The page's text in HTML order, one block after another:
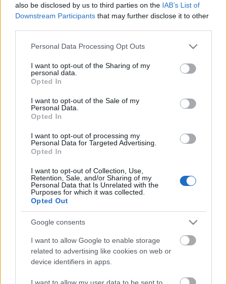
also be disclosed by us to third parties on the IAB’s List of
Downstream Participants that may further disclose it to other
Please note that this website/app uses one or more Google
not limited to your visit or usage behaviour. You may click to
grant or deny consent to Google and its third-party tags to
use your data for below specified purposes in below Google
consent section.
Personal Data Processing Opt Outs
I want to opt-out of the Sharing of my
personal data.
Opted In
I want to opt-out of the Sale of my
Personal Data.
Opted In
I want to opt-out of processing my
Personal Data for Targeted Advertising.
Opted In
I want to opt-out of Collection, Use,
Retention, Sale, and/or Sharing of my
Personal Data that Is Unrelated with the
Purposes for which it was collected.
Opted Out
Google consents
I want to allow Google to enable storage
related to advertising like cookies on web or
device identifiers in apps.
I want to allow my user data to be sent to
SZÚNYOGINVÁZIÓ ELKERÜLÉSÉBEN
Országos hírek
Túlfogyasztás napja - július 30-ra felhasználta az
emberiség a Föld egész évre elegendő erőforrásait
használta fel mindazokat a természeti erőforrásokat, amelyeket
bolygónk egy év alatt képes megújítani. Ettől a naptól kezdve
közleményében a WWF Magyarország.
BEINDULT AZ ŐSZIBARACKSZEZON,
SZEPTEMBERIG ÉLVEZHETJÜK
HIRDETÉS